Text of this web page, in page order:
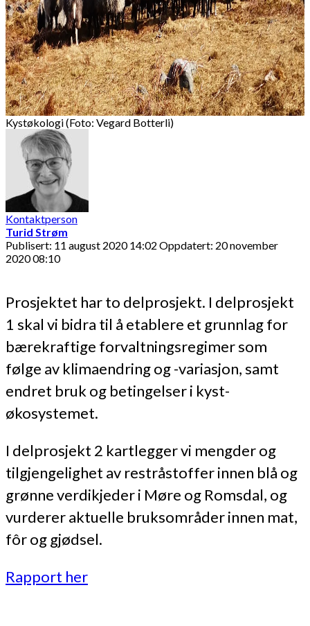
Kystøkologi (Foto: Vegard Botterli)
Kontaktperson
Turid Strøm
Publisert: 11 august 2020 14:02 Oppdatert: 20 november
2020 08:10
Prosjektet har to delprosjekt. I delprosjekt
1 skal vi bidra til å etablere et grunnlag for
bærekraftige forvaltningsregimer som
følge av klimaendring og -variasjon, samt
endret bruk og betingelser i kyst-
økosystemet.
I delprosjekt 2 kartlegger vi mengder og
tilgjengelighet av restråstoffer innen blå og
grønne verdikjeder i Møre og Romsdal, og
vurderer aktuelle bruksområder innen mat,
fôr og gjødsel.
Rapport her